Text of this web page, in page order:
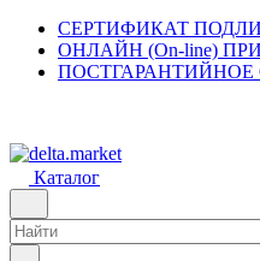
СЕРТИФИКАТ
ОНЛАЙН (On-line)
Каталог